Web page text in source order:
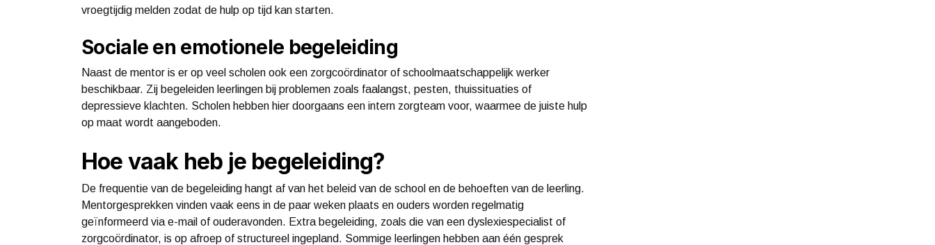
vroegtijdig melden zodat de hulp op tijd kan starten.
Sociale en emotionele begeleiding
Naast de mentor is er op veel scholen ook een zorgcoördinator of schoolmaatschappelijk werker
beschikbaar. Zij begeleiden leerlingen bij problemen zoals faalangst, pesten, thuissituaties of
depressieve klachten. Scholen hebben hier doorgaans een intern zorgteam voor, waarmee de juiste hulp
op maat wordt aangeboden.
Hoe vaak heb je begeleiding?
De frequentie van de begeleiding hangt af van het beleid van de school en de behoeften van de leerling.
Mentorgesprekken vinden vaak eens in de paar weken plaats en ouders worden regelmatig
geïnformeerd via e-mail of ouderavonden. Extra begeleiding, zoals die van een dyslexiespecialist of
zorgcoördinator, is op afroep of structureel ingepland. Sommige leerlingen hebben aan één gesprek